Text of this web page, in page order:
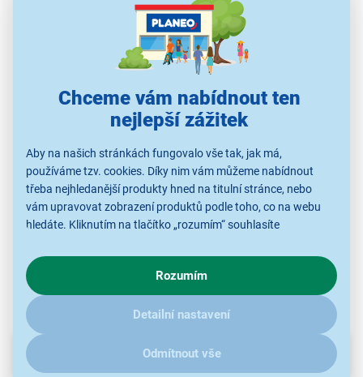
Chceme vám nabídnout ten
nejlepší zážitek
Aby na našich stránkách fungovalo vše tak, jak má,
používáme tzv. cookies. Díky nim vám můžeme nabídnout
třeba nejhledanější produkty hned na titulní stránce, nebo
vám upravovat zobrazení produktů podle toho, co na webu
hledáte. Kliknutím na tlačítko „rozumím“ souhlasíte
chování na webu pro zobrazení cílených reklam. Pokud vás
zajímají detaily, jak u nás s cookies a dalšími údaji pracujeme,
kliknětesem.
Rozumím
Detailní nastavení
Odmítnout vše
Alternativy k tomuto produktu
Mid IPG
6 790 Kč
IPG
6 290 Kč 6 790 Kč
Parametry